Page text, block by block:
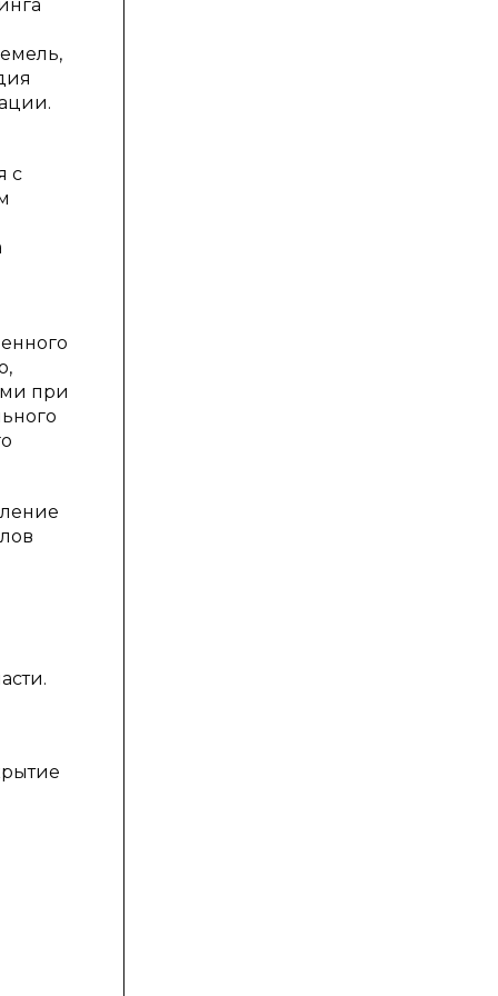
с
при